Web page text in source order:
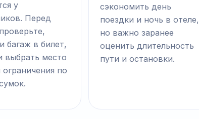
у
Перед
багаж в билет,
выбрать место
ограничения по
сэкономить день
поездки и ночь в отеле,
но важно заранее
оценить длительность
пути и остановки.